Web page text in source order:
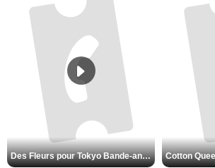
Des Fleurs pour Tokyo Bande-annonce VO STFR